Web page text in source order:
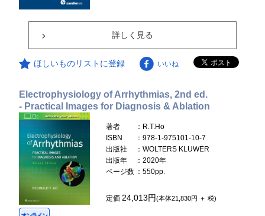
詳しく見る
ほしいものリストに登録 いいね
Electrophysiology of Arrhythmias, 2nd ed.
- Practical Images for Diagnosis & Ablation
著者
：R.T.Ho
ISBN
：978-1-975101-10-7
出版社
：WOLTERS KLUWER
出版年
：2020年
ページ数 ：550pp.
定価24,013円(本体21,830円 ＋ 税)